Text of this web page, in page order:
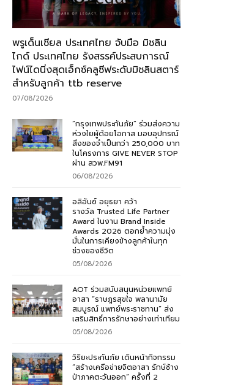
พรูเด็นเชียล ประเทศไทย จับมือ มิชลิน
ไกด์ ประเทศไทย รังสรรค์ประสบการณ์
ไฟน์ไดนิ่งสุดเอ็กซ์คลูซีฟระดับมิชลินสตาร์
สำหรับลูกค้า ttb reserve
07/08/2026
“กรุงเทพประกันภัย” ร่วมส่งความ
ห่วงใยผู้ด้อยโอกาส มอบอุปกรณ์
สิ่งของจำเป็นกว่า 250,000 บาท
ในโครงการ GIVE NEVER STOP
ผ่าน สวพ.FM91
06/08/2026
อลิอันซ์ อยุธยา คว้า
รางวัล Trusted Life Partner
Award ในงาน Brand Inside
Awards 2026 ตอกย้ำความมุ่ง
มั่นในการเคียงข้างลูกค้าในทุก
ช่วงของชีวิต
05/08/2026
AOT ร่วมสนับสนุนหน่วยแพทย์
อาสา “ราษฎรสุขใจ พลานามัย
สมบูรณ์ แพทย์พระราชทาน” ส่ง
เสริมสิทธิ์การรักษาอย่างเท่าเทียม
05/08/2026
วิริยะประกันภัย เดินหน้ากิจกรรม
“สร้างเครือข่ายจิตอาสา รักษ์ช้าง
ป่าภาคตะวันออก” ครั้งที่ 2